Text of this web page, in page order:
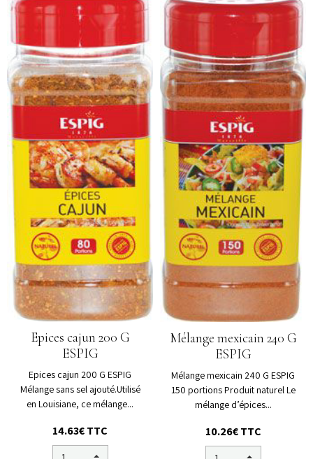
Epices cajun 200 G
ESPIG
Epices cajun 200 G ESPIG
Mélange sans sel ajouté.Utilisé
en Louisiane, ce mélange...
14.63€ TTC
Mélange mexicain 240 G
ESPIG
Mélange mexicain 240 G ESPIG
150 portions Produit naturel Le
mélange d’épices...
10.26€ TTC